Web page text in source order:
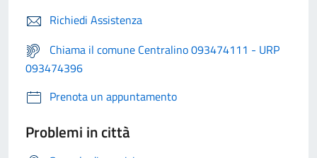
Richiedi Assistenza
Chiama il comune Centralino 093474111 - URP
093474396
Prenota un appuntamento
Problemi in città